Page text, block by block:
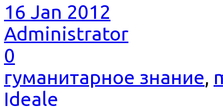
16 Jan 2012
Administrator
0
гуманитарное знание,
Ideale